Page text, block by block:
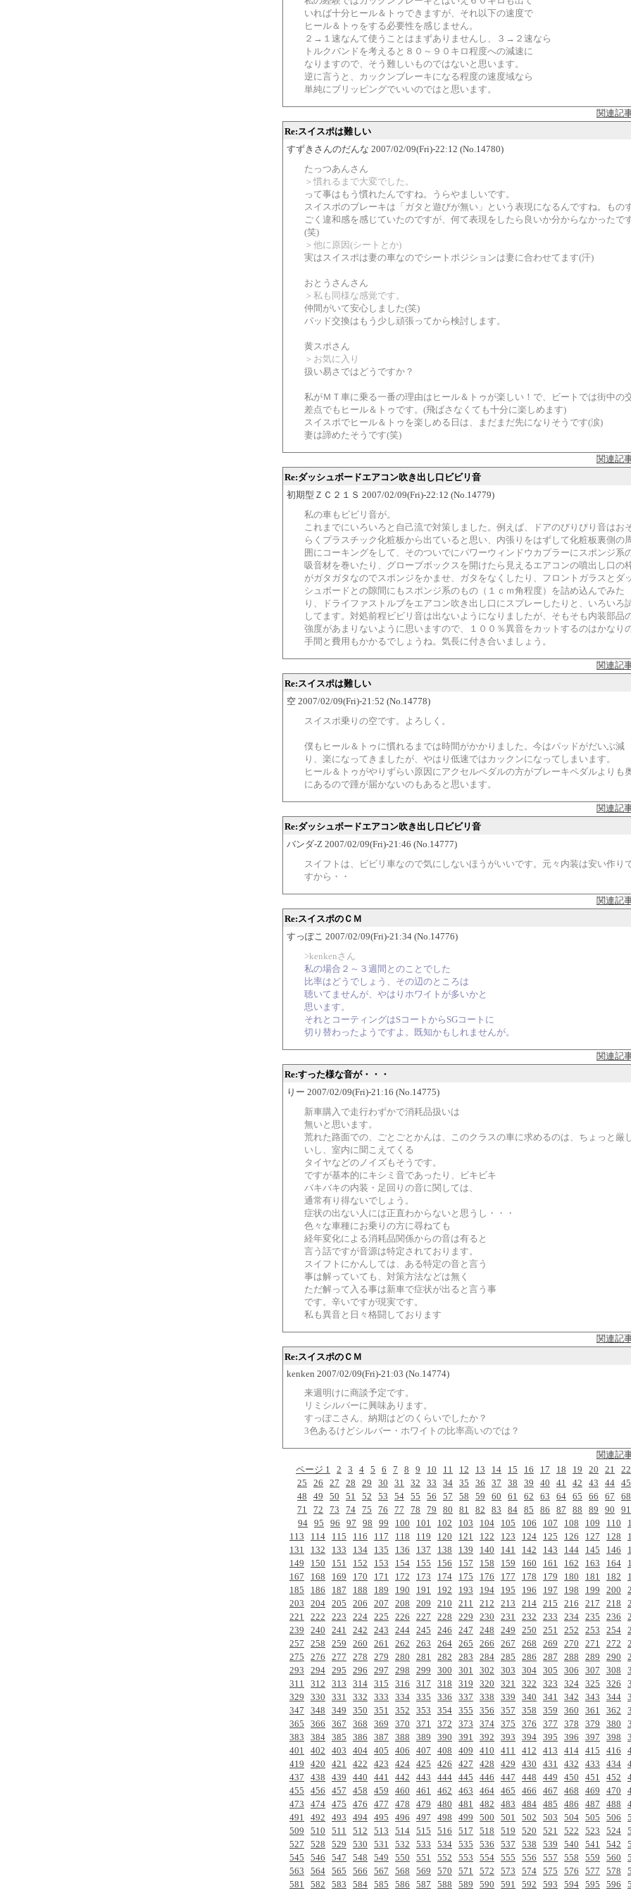
いれば十分ヒール＆トゥできますが、それ以下の速度で
ヒール＆トゥをする必要性を感じません。
２→１速なんて使うことはまずありませんし、３→２速なら
トルクバンドを考えると８０～９０キロ程度への減速に
なりますので、そう難しいものではないと思います。
逆に言うと、カックンブレーキになる程度の速度域なら
単純にブリッピングでいいのではと思います。
関連記
Re:スイスポは難しい
すずきさんのだんな 2007/02/09(Fri)-22:12 (No.14780)
たっつあんさん
＞慣れるまで大変でした。
って事はもう慣れたんですね。うらやましいです。
スイスポのブレーキは「ガタと遊びが無い」という表現になるんですね。もの
ごく違和感を感じていたのですが、何て表現をしたら良いか分からなかったで
(笑)
＞他に原因(シートとか)
実はスイスポは妻の車なのでシートポジションは妻に合わせてます(汗)
おとうさんさん
＞私も同様な感覚です。
仲間がいて安心しました(笑)
パッド交換はもう少し頑張ってから検討します。
黄スポさん
＞お気に入り
扱い易さではどうですか？
私がＭＴ車に乗る一番の理由はヒール＆トゥが楽しい！で、ビートでは街中の
差点でもヒール＆トゥです。(飛ばさなくても十分に楽しめます)
スイスポでヒール＆トゥを楽しめる日は、まだまだ先になりそうです(涙)
妻は諦めたそうです(笑)
関連記
Re:ダッシュボードエアコン吹き出し口ビビリ音
初期型ＺＣ２１Ｓ 2007/02/09(Fri)-22:12 (No.14779)
私の車もビビリ音が。
これまでにいろいろと自己流で対策しました。例えば、ドアのびりびり音はお
らくプラスチック化粧板から出ていると思い、内張りをはずして化粧板裏側の
囲にコーキングをして、そのついでにパワーウィンドウカプラーにスポンジ系
吸音材を巻いたり、グローブボックスを開けたら見えるエアコンの噴出し口の
がガタガタなのでスポンジをかませ、ガタをなくしたり、フロントガラスとダ
シュボードとの隙間にもスポンジ系のもの（１ｃｍ角程度）を詰め込んでみた
り、ドライファストルブをエアコン吹き出し口にスプレーしたりと、いろいろ
してます。対処前程ビビリ音は出ないようになりましたが、そもそも内装部品
強度があまりないように思いますので、１００％異音をカットするのはかなり
手間と費用もかかるでしょうね。気長に付き合いましょう。
関連記
Re:スイスポは難しい
空 2007/02/09(Fri)-21:52 (No.14778)
スイスポ乗りの空です。よろしく。
僕もヒール＆トゥに慣れるまでは時間がかかりました。今はパッドがだいぶ減
り、楽になってきましたが、やはり低速ではカックンになってしまいます。
ヒール＆トゥがやりずらい原因にアクセルペダルの方がブレーキペダルよりも
にあるので踵が届かないのもあると思います。
関連記
Re:ダッシュボードエアコン吹き出し口ビビリ音
バンダ-Z 2007/02/09(Fri)-21:46 (No.14777)
スイフトは、ビビリ車なので気にしないほうがいいです。元々内装は安い作り
すから・・
関連記
Re:スイスポのＣＭ
すっぽこ 2007/02/09(Fri)-21:34 (No.14776)
>kenkenさん
私の場合２～３週間とのことでした
比率はどうでしょう、その辺のところは
聴いてませんが、やはりホワイトが多いかと
思います。
それとコーティングはSコートからSGコートに
切り替わったようですよ。既知かもしれませんが。
関連記
Re:すった様な音が・・・
りー 2007/02/09(Fri)-21:16 (No.14775)
新車購入で走行わずかで消耗品扱いは
無いと思います。
荒れた路面での、ごとごとかんは、このクラスの車に求めるのは、ちょっと厳
いし、室内に聞こえてくる
タイヤなどのノイズもそうです。
ですが基本的にキシミ音であったり、ビキビキ
バキバキの内装・足回りの音に関しては、
通常有り得ないでしょう。
症状の出ない人には正直わからないと思うし・・・
色々な車種にお乗りの方に尋ねても
経年変化による消耗品関係からの音は有ると
言う話ですが音源は特定されております。
スイフトにかんしては、ある特定の音と言う
事は解っていても、対策方法などは無く
ただ解って入る事は新車で症状が出ると言う事
です。辛いですが現実です。
私も異音と日々格闘しております
関連記
Re:スイスポのＣＭ
kenken 2007/02/09(Fri)-21:03 (No.14774)
来週明けに商談予定です。
リミシルバーに興味あります。
すっぽこさん、納期はどのくらいでしたか？
3色あるけどシルバー・ホワイトの比率高いのでは？
関連記
ページ 1
2 3 4 5 6 7 8 9 10 11 12 13 14 15 16 17 18 19 20 21 22
25
26 27 28 29 30 31 32 33 34 35 36 37 38 39 40 41 42 43 44 45
48
49 50 51 52 53 54 55 56 57 58 59 60 61 62 63 64 65 66 67 68
71
72 73 74 75 76 77 78 79 80 81 82 83 84 85 86 87 88 89 90 91
94 95 96 97 98 99 100 101 102 103 104 105 106 107 108 109 110
113
114 115 116 117 118 119 120 121 122 123 124 125 126 127 128
131
132 133 134 135 136 137 138 139 140 141 142 143 144 145 146
149
150 151 152 153 154 155 156 157 158 159 160 161 162 163 164
167
168 169 170 171 172 173 174 175 176 177 178 179 180 181 182
185
186 187 188 189 190 191 192 193 194 195 196 197 198 199 200
203
204 205 206 207 208 209 210 211 212 213 214 215 216 217 218
221
222 223 224 225 226 227 228 229 230 231 232 233 234 235 236
239
240 241 242 243 244 245 246 247 248 249 250 251 252 253 254
257
258 259 260 261 262 263 264 265 266 267 268 269 270 271 272
275
276 277 278 279 280 281 282 283 284 285 286 287 288 289 290
293
294 295 296 297 298 299 300 301 302 303 304 305 306 307 308
311
312 313 314 315 316 317 318 319 320 321 322 323 324 325 326
329
330 331 332 333 334 335 336 337 338 339 340 341 342 343 344
347
348 349 350 351 352 353 354 355 356 357 358 359 360 361 362
365
366 367 368 369 370 371 372 373 374 375 376 377 378 379 380
383
384 385 386 387 388 389 390 391 392 393 394 395 396 397 398
401
402 403 404 405 406 407 408 409 410 411 412 413 414 415 416
419
420 421 422 423 424 425 426 427 428 429 430 431 432 433 434
437
438 439 440 441 442 443 444 445 446 447 448 449 450 451 452
455
456 457 458 459 460 461 462 463 464 465 466 467 468 469 470
473
474 475 476 477 478 479 480 481 482 483 484 485 486 487 488
491
492 493 494 495 496 497 498 499 500 501 502 503 504 505 506
509
510 511 512 513 514 515 516 517 518 519 520 521 522 523 524
527
528 529 530 531 532 533 534 535 536 537 538 539 540 541 542
545
546 547 548 549 550 551 552 553 554 555 556 557 558 559 560
563
564 565 566 567 568 569 570 571 572 573 574 575 576 577 578
581
582 583 584 585 586 587 588 589 590 591 592 593 594 595 596